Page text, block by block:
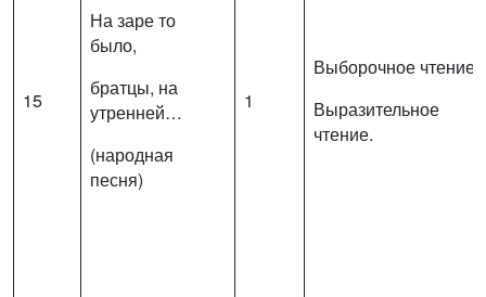
15
На заре то
было,
братцы, на
утренней…
(народная
песня)
1
Выборочное чтение.
Выразительное
чтение.